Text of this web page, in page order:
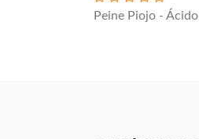
Peine Piojo - Ácido